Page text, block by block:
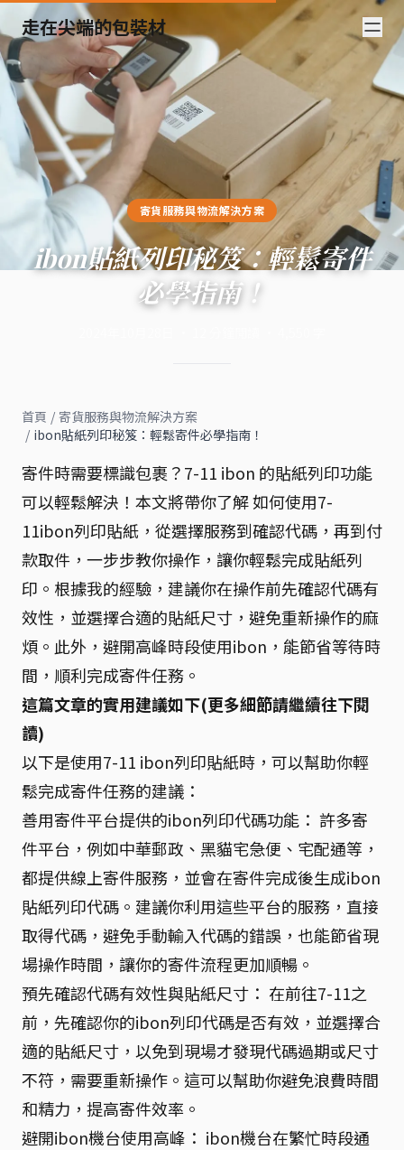
走在尖端的包裝材
寄貨服務與物流解決方案
ibon貼紙列印秘笈：輕鬆寄件
必學指南！
首頁 / 寄貨服務與物流解決方案
/ ibon貼紙列印秘笈：輕鬆寄件必學指南！
寄件時需要標識包裹？7-11 ibon 的貼紙列印功能
可以輕鬆解決！本文將帶你了解 如何使用7-
11ibon列印貼紙，從選擇服務到確認代碼，再到付
款取件，一步步教你操作，讓你輕鬆完成貼紙列
印。根據我的經驗，建議你在操作前先確認代碼有
效性，並選擇合適的貼紙尺寸，避免重新操作的麻
煩。此外，避開高峰時段使用ibon，能節省等待時
間，順利完成寄件任務。
這篇文章的實用建議如下(更多細節請繼續往下閱
讀)
以下是使用7-11 ibon列印貼紙時，可以幫助你輕
鬆完成寄件任務的建議：
善用寄件平台提供的ibon列印代碼功能： 許多寄
件平台，例如中華郵政、黑貓宅急便、宅配通等，
都提供線上寄件服務，並會在寄件完成後生成ibon
貼紙列印代碼。建議你利用這些平台的服務，直接
取得代碼，避免手動輸入代碼的錯誤，也能節省現
場操作時間，讓你的寄件流程更加順暢。
預先確認代碼有效性與貼紙尺寸： 在前往7-11之
前，先確認你的ibon列印代碼是否有效，並選擇合
適的貼紙尺寸，以免到現場才發現代碼過期或尺寸
不符，需要重新操作。這可以幫助你避免浪費時間
和精力，提高寄件效率。
避開ibon機台使用高峰： ibon機台在繁忙時段通